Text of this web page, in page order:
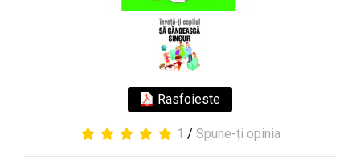
Rasfoieste
1 / Spune-ți opinia